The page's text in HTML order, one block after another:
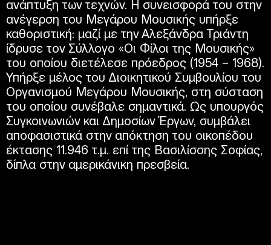
ανάπτυξη των τεχνών. Η συνεισφορά του στην
ανέγερση του Μεγάρου Μουσικής υπήρξε
καθοριστική: μαζί με την Αλεξάνδρα Τριάντη
ίδρυσε τον Σύλλογο «Οι Φίλοι της Μουσικής»
του οποίου διετέλεσε πρόεδρος (1954 – 1968).
Υπήρξε μέλος του Διοικητικού Συμβουλίου του
Οργανισμού Μεγάρου Μουσικής, στη σύσταση
του οποίου συνέβαλε σημαντικά. Ως υπουργός
Συγκοινωνιών και Δημοσίων Έργων, συμβάλει
αποφασιστικά στην απόκτηση του οικοπέδου
έκτασης 11.946 τ.μ. επί της Βασιλίσσης Σοφίας,
δίπλα στην αμερικάνικη πρεσβεία.